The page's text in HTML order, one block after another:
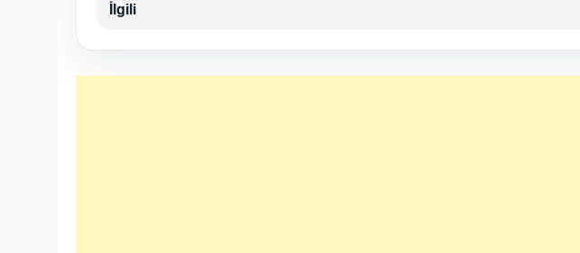
İlgili